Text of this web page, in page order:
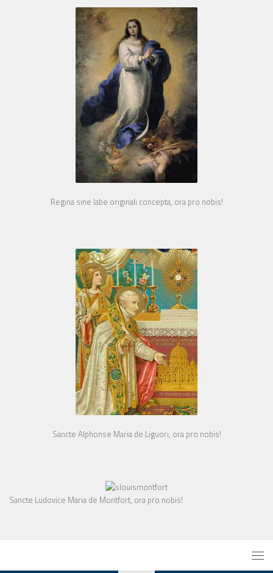
Regina sine labe originali concepta, ora pro nobis!
Sancte Alphonse Maria de Liguori, ora pro nobis!
Sancte Ludovice Maria de Montfort, ora pro nobis!